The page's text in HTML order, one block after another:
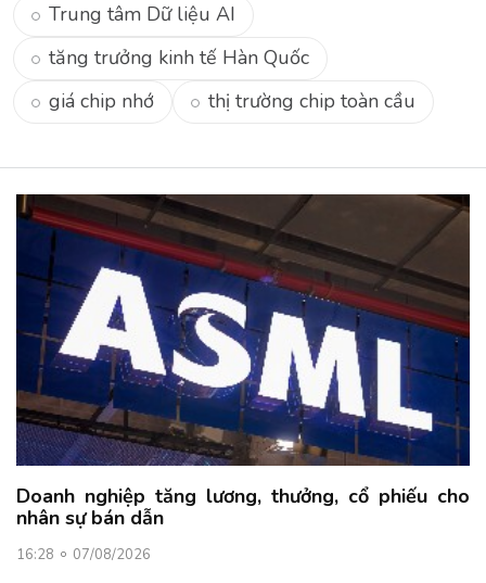
Trung tâm Dữ liệu AI
tăng trưởng kinh tế Hàn Quốc
giá chip nhớ
thị trường chip toàn cầu
Doanh nghiệp tăng lương, thưởng, cổ phiếu cho
nhân sự bán dẫn
16:28 07/08/2026